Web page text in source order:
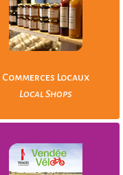
Commerces Locaux
Local Shops